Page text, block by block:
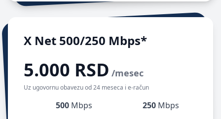
X Net 500/250 Mbps*
5.000 RSD /mesec
Uz ugovornu obavezu od 24 meseca i e-račun
500 Mbps 250 Mbps